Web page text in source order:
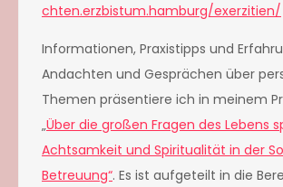
chten.erzbistum.hamburg/exerzitien/
Informationen, Praxistipps und
Andachten und Gesprächen über
Themen präsentiere ich in meinem
„Über die großen Fragen des Lebens
Achtsamkeit und Spiritualität in der
Betreuung“. Es ist aufgeteilt in die